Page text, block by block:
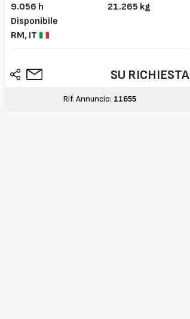
9.056 h
Disponibile
RM,IT
21.265 kg
SU RICHIESTA
Rif. Annuncio: 11655